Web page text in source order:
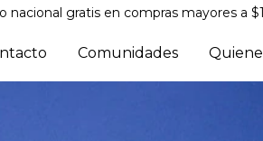
nacional gratis en compras mayores a
Comunidades